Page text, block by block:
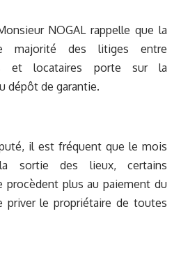
NOGAL rappelle que la
majorité des litiges entre
et locataires porte sur la
dépôt de garantie.
il est fréquent que le mois
sortie des lieux, certains
procèdent plus au paiement du
priver le propriétaire de toutes